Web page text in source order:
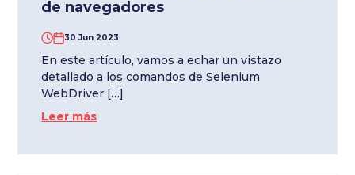
de navegadores
30 Jun 2023
En este artículo, vamos a echar un vistazo
detallado a los comandos de Selenium
WebDriver […]
Leer más